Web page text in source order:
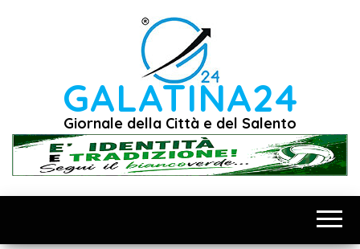
GALATINA24
Giornale della Città e del Salento